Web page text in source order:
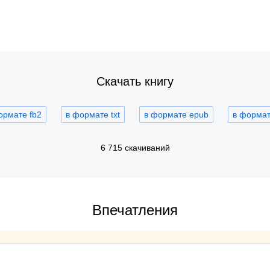
Скачать книгу
fb2 в формате txt в формате epub в
6 715 скачиваний
Впечатления